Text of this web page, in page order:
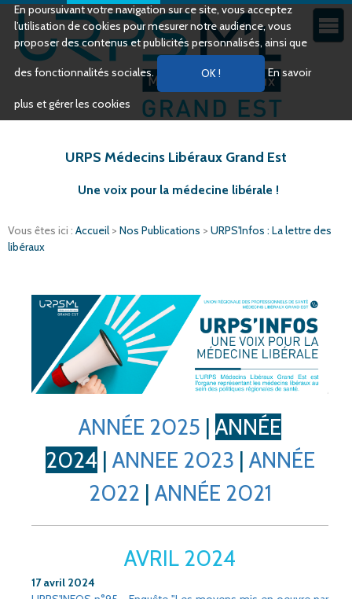
En poursuivant votre navigation sur ce site, vous acceptez
l’utilisation de cookies pour mesurer notre audience, vous
proposer des contenus et publicités personnalisés, ainsi que
des fonctionnalités sociales. En savoir
plus et gérer les cookies
URPS Médecins Libéraux Grand Est
Une voix pour la médecine libérale !
Vous êtes ici : Accueil > Nos Publications > URPS'Infos : La lettre des
libéraux
ANNÉE 2025 | ANNÉE
2024 | ANNEE 2023 | ANNÉE
2022 | ANNÉE 2021
AVRIL 2024
17 avril 2024